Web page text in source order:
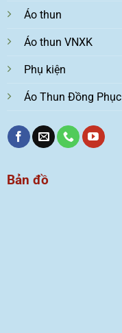
Áo thun
Áo thun VNXK
Phụ kiện
Áo Thun Đồng Phục
Bản đồ